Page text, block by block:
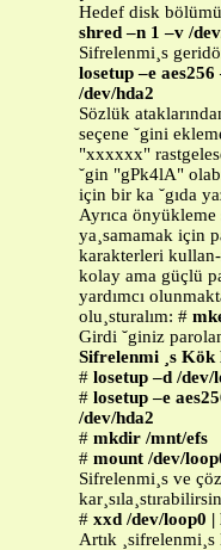
Hedef disk
shred –n 1 –v /
Sifrelenmi¸s
losetup –e
/dev/hda2
Sözlük
seçene ˘gini
"xxxxxx"
˘gin "gPk4lA"
için bir ka ˘gıda
Ayrıca önyükleme
ya¸samamak için
karakterleri kullan-
kolay ama güçlü
yardımcı
olu¸sturalım: #
Girdi ˘giniz
Sifrelenmi ¸s
# losetup –d /dev/
# losetup –e
/dev/hda2
# mkdir /mnt/efs
# mount /dev/
Sifrelenmi¸s ve
# xxd /dev/loop0 |
Artık